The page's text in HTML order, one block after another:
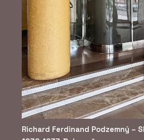
Richard Ferdinand Podzemný –